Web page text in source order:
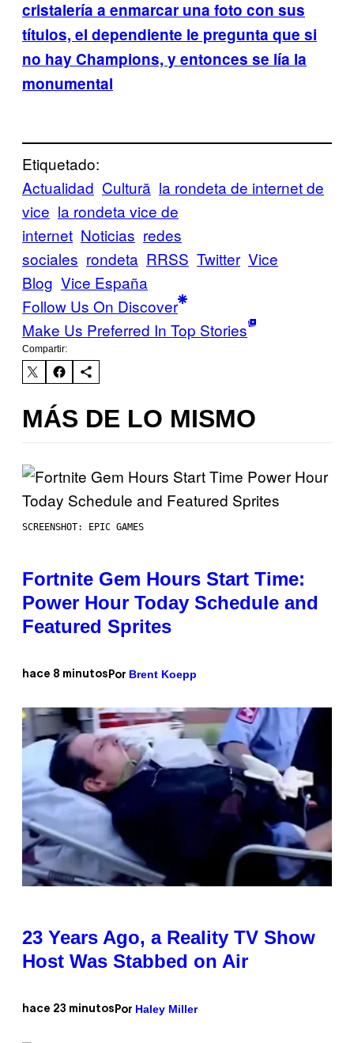
cristalería a enmarcar una foto con sus
títulos, el dependiente le pregunta que si
no hay Champions, y entonces se lía la
monumental
Etiquetado:
Actualidad Cultură la rondeta de internet de
vice la rondeta vice de
internet Noticias redes
sociales rondeta RRSS Twitter Vice
Blog Vice España
Follow Us On Discover
Make Us Preferred In Top Stories
Compartir:
MÁS DE LO MISMO
SCREENSHOT: EPIC GAMES
Fortnite Gem Hours Start Time:
Power Hour Today Schedule and
Featured Sprites
hace 8 minutos Por Brent Koepp
23 Years Ago, a Reality TV Show
Host Was Stabbed on Air
hace 23 minutos Por Haley Miller